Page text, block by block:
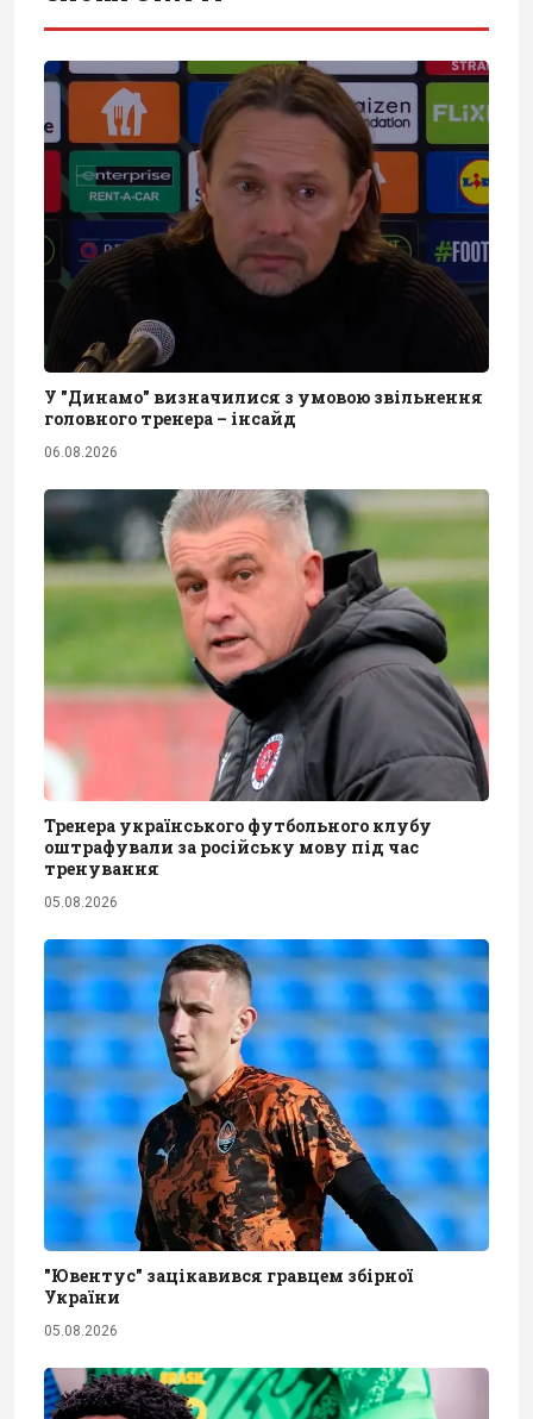
У "Динамо" визначилися з умовою звільнення
головного тренера – інсайд
06.08.2026
Тренера українського футбольного клубу
оштрафували за російську мову під час
тренування
05.08.2026
"Ювентус" зацікавився гравцем збірної
України
05.08.2026